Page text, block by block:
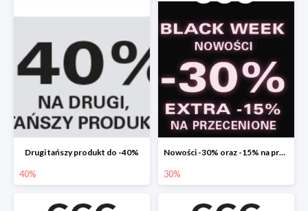
Drugi tańszy produkt do -40%
40%
Nowości -30% oraz -15% na przecenione
30%